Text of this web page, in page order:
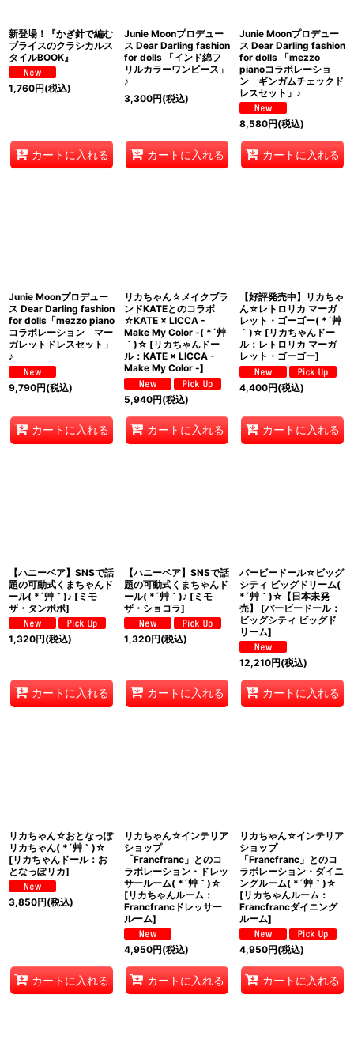
新登場！『かぎ針で編む
ブライスのクラシカルス
タイルBOOK』
1,760円(税込)
カートに入れる
Junie Moonプロデュー
ス Dear Darling fashion
for dolls 「インド綿フ
リルカラーワンピース」
♪
3,300円(税込)
カートに入れる
Junie Moonプロデュー
ス Dear Darling fashion
for dolls 「mezzo
pianoコラボレーショ
ン ギンガムチェックド
レスセット」♪
8,580円(税込)
カートに入れる
Junie Moonプロデュー
ス Dear Darling fashion
for dolls「mezzo piano
コラボレーション マー
ガレットドレスセット」
♪
9,790円(税込)
カートに入れる
リカちゃん☆メイクブラ
ンドKATEとのコラボ
☆KATE × LICCA -
Make My Color -( *´艸
｀)☆ [リカちゃんドー
ル：KATE × LICCA -
Make My Color -]
5,940円(税込)
カートに入れる
【好評発売中】リカちゃ
ん☆レトロリカ マーガ
レット・ゴーゴー( *´艸
｀)☆ [リカちゃんドー
ル：レトロリカ マーガ
レット・ゴーゴー]
4,400円(税込)
カートに入れる
【ハニーベア】SNSで話
題の可動式くまちゃんド
ール( *´艸｀)♪ [ ミモ
ザ・タンポポ]
1,320円(税込)
カートに入れる
【ハニーベア】SNSで話
題の可動式くまちゃんド
ール( *´艸｀)♪ [ミモ
ザ・ショコラ]
1,320円(税込)
カートに入れる
バービードール☆ビッグ
シティ ビッグドリーム(
*´艸｀)☆【日本未発
売】
[バービードール：
ビッグシティ ビッグド
リーム]
12,210円(税込)
カートに入れる
リカちゃん☆おとなっぽ
リカちゃん( *´艸｀)☆
[リカちゃんドール：お
となっぽリカ]
3,850円(税込)
カートに入れる
リカちゃん☆インテリア
ショップ
「Francfranc」とのコ
ラボレーション・ドレッ
サールーム( *´艸｀)☆
[リカちゃんルーム：
Francfrancドレッサー
ルーム]
4,950円(税込)
カートに入れる
リカちゃん☆インテリア
ショップ
「Francfranc」とのコ
ラボレーション・ダイニ
ングルーム( *´艸｀)☆
[リカちゃんルーム：
Francfrancダイニング
ルーム]
4,950円(税込)
カートに入れる